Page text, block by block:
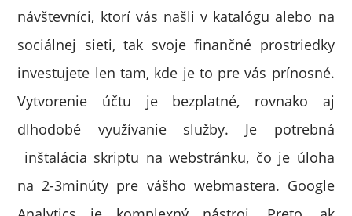
návštevníci, ktorí vás našli v katalógu alebo na
sociálnej sieti, tak svoje finančné prostriedky
investujete len tam, kde je to pre vás prínosné.
Vytvorenie účtu je bezplatné, rovnako aj
dlhodobé využívanie služby. Je potrebná
inštalácia skriptu na webstránku, čo je úloha
na 2-3minúty pre vášho webmastera. Google